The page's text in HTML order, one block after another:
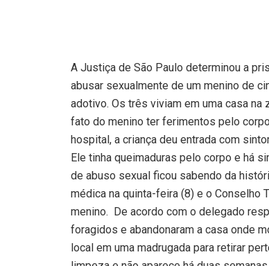
A Justiça de São Paulo determinou a
abusar sexualmente de um menino de
adotivo. Os três viviam em uma casa
fato do menino ter ferimentos pelo
hospital, a criança deu entrada com
Ele tinha queimaduras pelo corpo e há
de abuso sexual ficou sabendo da
médica na quinta-feira (8) e o Conselho
menino. De acordo com o delegado
foragidos e abandonaram a casa onde
local em uma madrugada para retirar